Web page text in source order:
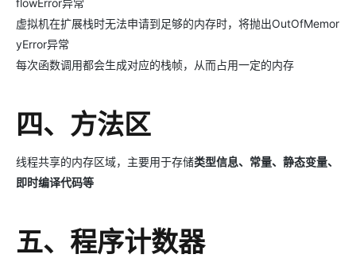
flowError异常
虚拟机在扩展栈时无法申请到足够的内存时，将抛出OutOfMemor
yError异常
每次函数调用都会生成对应的栈帧，从而占用一定的内存
四、方法区
线程共享的内存区域，主要用于存储类型信息、常量、静态变量、
即时编译代码等
五、程序计数器